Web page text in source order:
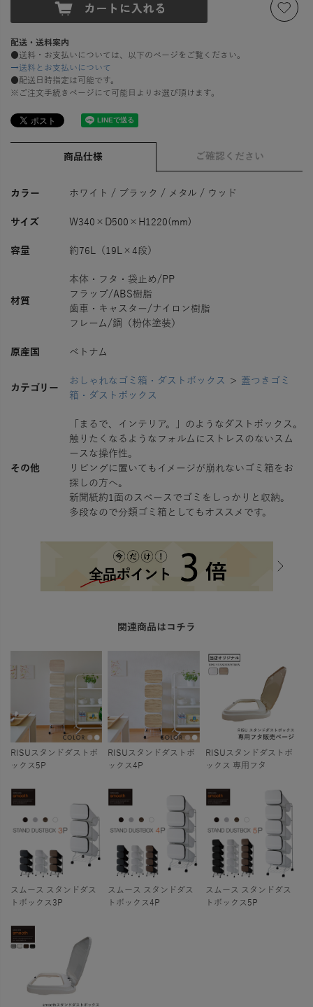
配送・送料案内
●送料・お支払いについては、以下のページをご覧ください。
→送料とお支払いについて
●配送日時指定は可能です。
※ご注文手続きページにて可能日よりお選び頂けます。
商品仕様 ご確認ください
カラー ホワイト / ブラック / メタル / ウッド
サイズ W340×D500×H1220(mm)
容量 約76L（19L×4段）
材質
本体・フタ・袋止め/PP
フラップ/ABS樹脂
歯車・キャスター/ナイロン樹脂
フレーム/鋼（粉体塗装）
原産国 ベトナム
カテゴリー
おしゃれなゴミ箱・ダストボックス ＞ 蓋つきゴミ
箱・ダストボックス
その他
「まるで、インテリア。」のようなダストボックス。
触りたくなるようなフォルムにストレスのないスム
ースな操作性。
リビングに置いてもイメージが崩れないゴミ箱をお
探しの方へ。
新聞紙約1面のスペースでゴミをしっかりと収納。
多段なので分類ゴミ箱としてもオススメです。
関連商品はコチラ
RISUスタンドダストボ
ックス5P
RISUスタンドダストボ
ックス4P
RISUスタンドダストボ
ックス 専用フタ
スムース スタンドダス
トボックス3P
スムース スタンドダス
トボックス4P
スムース スタンドダス
トボックス5P